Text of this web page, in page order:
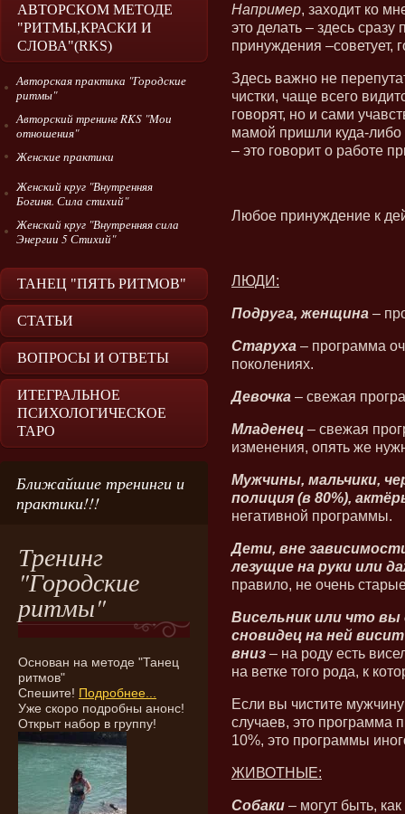
АВТОРСКОМ МЕТОДЕ
"РИТМЫ,КРАСКИ И
СЛОВА"(RKS)
Авторская практика "Городские
ритмы"
Авторский тренинг RKS "Мои
отношения"
Женские практики
Женский круг "Внутренняя
Богиня. Сила стихий"
Женский круг "Внутренняя сила
Энергии 5 Стихий"
ТАНЕЦ "ПЯТЬ РИТМОВ"
СТАТЬИ
ВОПРОСЫ И ОТВЕТЫ
ИТЕГРАЛЬНОЕ
ПСИХОЛОГИЧЕСКОЕ
ТАРО
Ближайшие тренинги и
практики!!!
Тренинг
"Городские
ритмы"
Основан на методе "Танец
ритмов"
Спешите! Подробнее...
Уже скоро подробны анонс!
Открыт набор в группу!
Например, заходит ко
это делать – здесь
принуждения –советует,
Здесь важно не
чистки, чаще всего
говорят, но и сами
мамой пришли куда-либо
– это говорит о работе
Любое принуждение к
ЛЮДИ:
Подруга, женщина –
Старуха – программа
поколениях.
Девочка – свежая
Младенец – свежая
изменения, опять же
Мужчины, мальчики,
полиция (в 80%),
негативной программы.
Дети, вне
лезущие на руки или
правило, не очень
Висельник или что вы
сновидец на ней
вниз – на роду есть
на ветке того рода, к
Если вы чистите
случаев, это программа
10%, это программы
ЖИВОТНЫЕ:
Собаки – могут быть,